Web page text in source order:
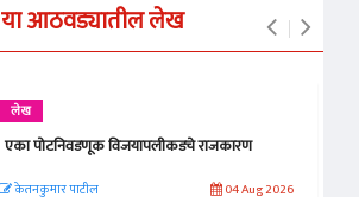
या आठवड्यातील लेख
लेख
एका पोटनिवडणूक विजयापलीकडचे राजकारण
केतनकुमार पाटील 04 Aug 2026